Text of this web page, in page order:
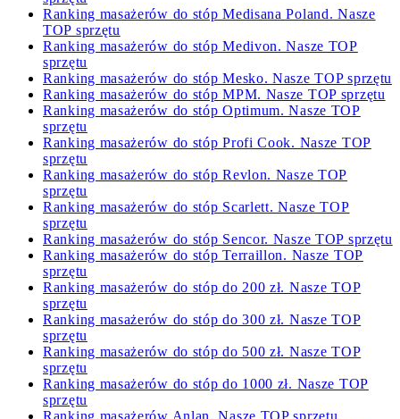
Ranking masażerów do stóp Medisana Poland. Nasze
TOP sprzętu
Ranking masażerów do stóp Medivon. Nasze TOP
sprzętu
Ranking masażerów do stóp Mesko. Nasze TOP sprzętu
Ranking masażerów do stóp MPM. Nasze TOP sprzętu
Ranking masażerów do stóp Optimum. Nasze TOP
sprzętu
Ranking masażerów do stóp Profi Cook. Nasze TOP
sprzętu
Ranking masażerów do stóp Revlon. Nasze TOP
sprzętu
Ranking masażerów do stóp Scarlett. Nasze TOP
sprzętu
Ranking masażerów do stóp Sencor. Nasze TOP sprzętu
Ranking masażerów do stóp Terraillon. Nasze TOP
sprzętu
Ranking masażerów do stóp do 200 zł. Nasze TOP
sprzętu
Ranking masażerów do stóp do 300 zł. Nasze TOP
sprzętu
Ranking masażerów do stóp do 500 zł. Nasze TOP
sprzętu
Ranking masażerów do stóp do 1000 zł. Nasze TOP
sprzętu
Ranking masażerów Anlan. Nasze TOP sprzętu